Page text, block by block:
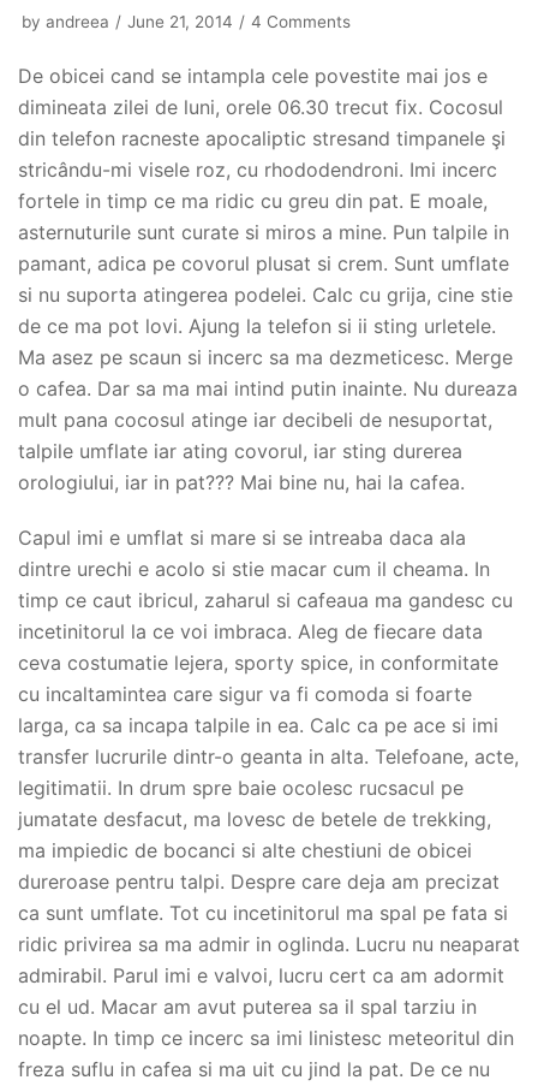
by andreea June 21, 2014 4 Comments
De obicei cand se intampla cele povestite mai jos e
dimineata zilei de luni, orele 06.30 trecut fix. Cocosul
din telefon racneste apocaliptic stresand timpanele şi
stricându-mi visele roz, cu rhododendroni. Imi incerc
fortele in timp ce ma ridic cu greu din pat. E moale,
asternuturile sunt curate si miros a mine. Pun talpile in
pamant, adica pe covorul plusat si crem. Sunt umflate
si nu suporta atingerea podelei. Calc cu grija, cine stie
de ce ma pot lovi. Ajung la telefon si ii sting urletele.
Ma asez pe scaun si incerc sa ma dezmeticesc. Merge
o cafea. Dar sa ma mai intind putin inainte. Nu dureaza
mult pana cocosul atinge iar decibeli de nesuportat,
talpile umflate iar ating covorul, iar sting durerea
orologiului, iar in pat??? Mai bine nu, hai la cafea.
Capul imi e umflat si mare si se intreaba daca ala
dintre urechi e acolo si stie macar cum il cheama. In
timp ce caut ibricul, zaharul si cafeaua ma gandesc cu
incetinitorul la ce voi imbraca. Aleg de fiecare data
ceva costumatie lejera, sporty spice, in conformitate
cu incaltamintea care sigur va fi comoda si foarte
larga, ca sa incapa talpile in ea. Calc ca pe ace si imi
transfer lucrurile dintr-o geanta in alta. Telefoane, acte,
legitimatii. In drum spre baie ocolesc rucsacul pe
jumatate desfacut, ma lovesc de betele de trekking,
ma impiedic de bocanci si alte chestiuni de obicei
dureroase pentru talpi. Despre care deja am precizat
ca sunt umflate. Tot cu incetinitorul ma spal pe fata si
ridic privirea sa ma admir in oglinda. Lucru nu neaparat
admirabil. Parul imi e valvoi, lucru cert ca am adormit
cu el ud. Macar am avut puterea sa il spal tarziu in
noapte. In timp ce incerc sa imi linistesc meteoritul din
freza suflu in cafea si ma uit cu jind la pat. De ce nu